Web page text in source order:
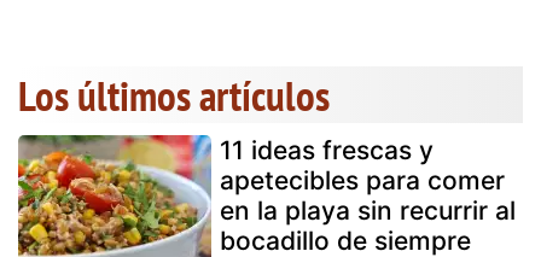
Los últimos artículos
11 ideas frescas y
apetecibles para comer
en la playa sin recurrir al
bocadillo de siempre